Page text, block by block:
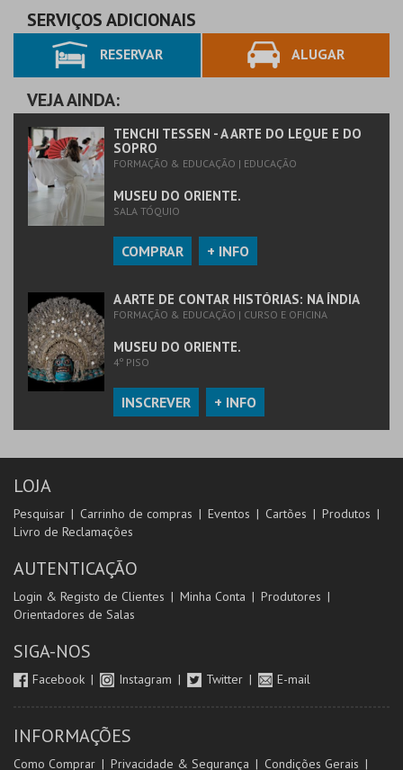
SERVIÇOS ADICIONAIS
RESERVAR ALUGAR
VEJA AINDA:
TENCHI TESSEN - A ARTE DO LEQUE E DO
SOPRO
FORMAÇÃO & EDUCAÇÃO | EDUCAÇÃO
MUSEU DO ORIENTE.
SALA TÓQUIO
COMPRAR + INFO
A ARTE DE CONTAR HISTÓRIAS: NA ÍNDIA
FORMAÇÃO & EDUCAÇÃO | CURSO E OFICINA
MUSEU DO ORIENTE.
4º PISO
INSCREVER + INFO
LOJA
Pesquisar Carrinho de compras Eventos Cartões
Produtos
Livro de Reclamações
AUTENTICAÇÃO
Login & Registo de Clientes Minha Conta
Produtores
Orientadores de Salas
SIGA-NOS
Facebook Instagram Twitter E-mail
INFORMAÇÕES
Como Comprar Privacidade & Segurança Condições Gerais